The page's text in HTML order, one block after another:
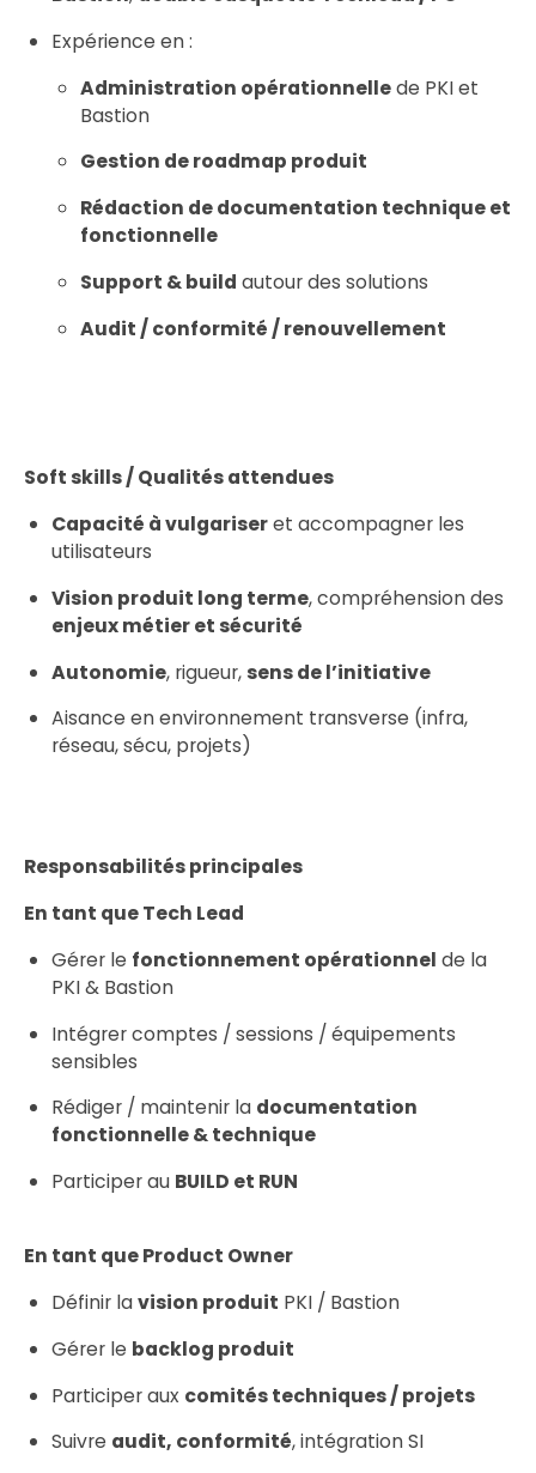
Expérience en :
Administration opérationnellede PKI et
Bastion
Gestion de roadmap produit
Rédaction de documentation technique et
fonctionnelle
Support & build autour des solutions
Audit / conformité / renouvellement
Soft skills / Qualités attendues
Capacité à vulgariseret accompagner les
utilisateurs
Vision produit long terme, compréhension des
enjeux métier et sécurité
Autonomie, rigueur, sens de l’initiative
Aisance en environnement transverse (infra,
réseau, sécu, projets)
Responsabilités principales
En tant que Tech Lead
Gérer le fonctionnement opérationnel de la
PKI & Bastion
Intégrer comptes / sessions / équipements
sensibles
Rédiger / maintenir la documentation
fonctionnelle & technique
Participer au BUILD et RUN
En tant que Product Owner
Définir lavision produit PKI / Bastion
Gérer le backlog produit
Participer aux comités techniques / projets
Suivre audit, conformité, intégration SI